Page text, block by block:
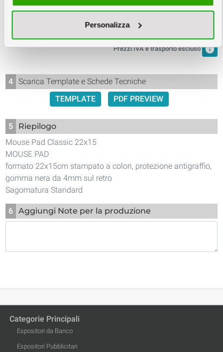
Personalizza
116,90 € 104,40 €
10,44 €/cad
99,20 €
Prezzi IVA e trasporto escluso info
4 Scarica Template e Schede Tecniche
TEMPLATE
PDF PREVIEW
5
Riepilogo
Mouse Pad Classic 22x15
MOUSE PAD
formato 22x15cm stampato a colori, protezione antigraffio,
gomma nera da 4mm sul retro
Sagomatura Standard
6 Aggiungi Note per la produzione
Categorie Principali
Espositori da Banco
Espositori Pubblicitari